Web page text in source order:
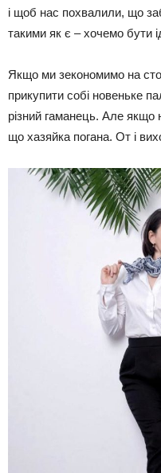
і щоб нас похвалили, що
такими як є – хочемо бути
Якщо ми зекономимо на
прикупити собі новеньке
різний гаманець. Але якщо
що хазяйка погана. От і